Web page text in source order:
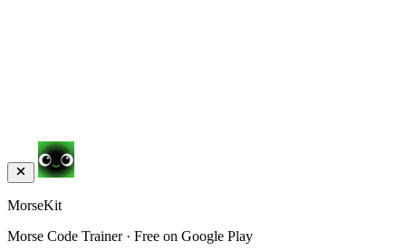
MorseKit
Morse Code Trainer · Free on Google Play